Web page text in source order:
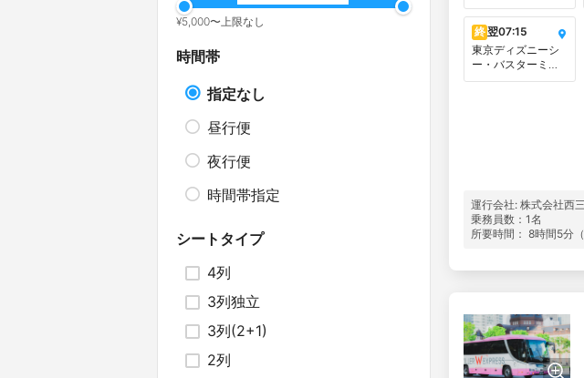
終翌07:15
東京ディズニーシ
ー・バスターミナ
ル・サウス
運行会社: 株式会社西
乗務員数：1名
所要時間： 8時間5分
¥5,000〜上限なし
時間帯
指定なし
昼行便
夜行便
時間帯指定
シートタイプ
4列
3列独立
3列(2+1)
2列